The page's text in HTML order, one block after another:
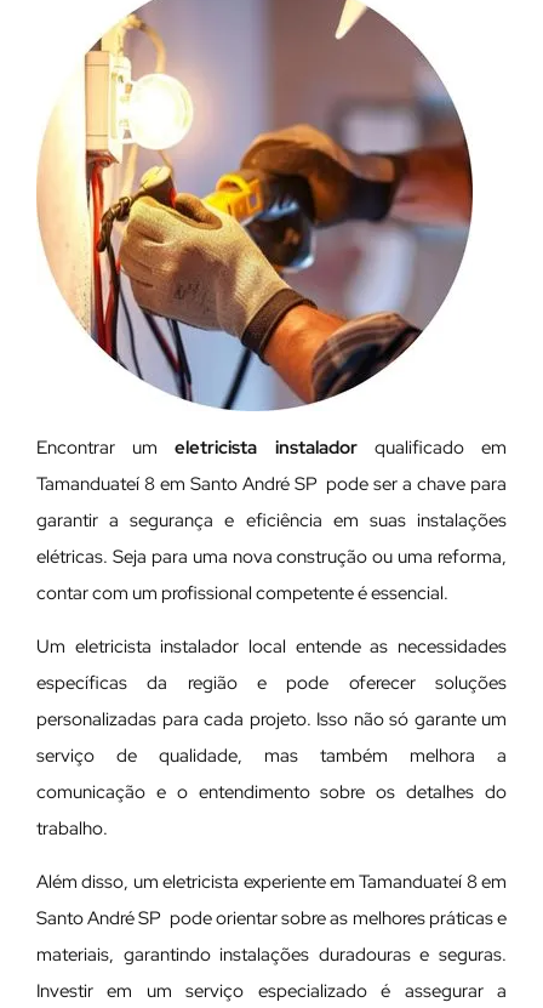
Encontrar umeletricista instaladorqualificado em
Tamanduateí 8 em Santo André SP pode ser a chave para
garantir a segurança e eficiência em suas instalações
elétricas. Seja para uma nova construção ou uma reforma,
contar com um profissional competente é essencial.
Um eletricista instalador local entende as necessidades
específicas da região e pode oferecer soluções
personalizadas para cada projeto. Isso não só garante um
serviço de qualidade, mas também melhora a
comunicação e o entendimento sobre os detalhes do
trabalho.
Além disso, um eletricista experiente em Tamanduateí 8 em
Santo André SP pode orientar sobre as melhores práticas e
materiais, garantindo instalações duradouras e seguras.
Investir em um serviço especializado é assegurar a